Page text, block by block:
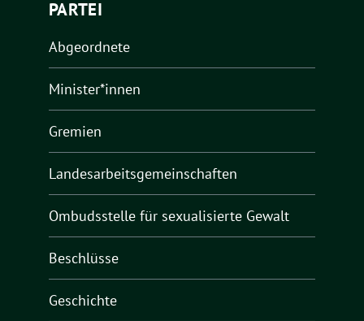
PARTEI
Abgeordnete
Minister*innen
Gremien
Landesarbeitsgemeinschaften
Ombudsstelle für sexualisierte Gewalt
Beschlüsse
Geschichte